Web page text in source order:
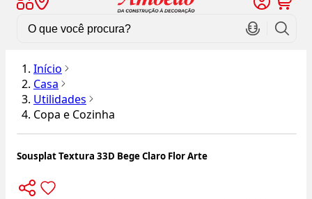
Início
Casa
Utilidades
Copa e Cozinha
Sousplat Textura 33D Bege Claro Flor Arte